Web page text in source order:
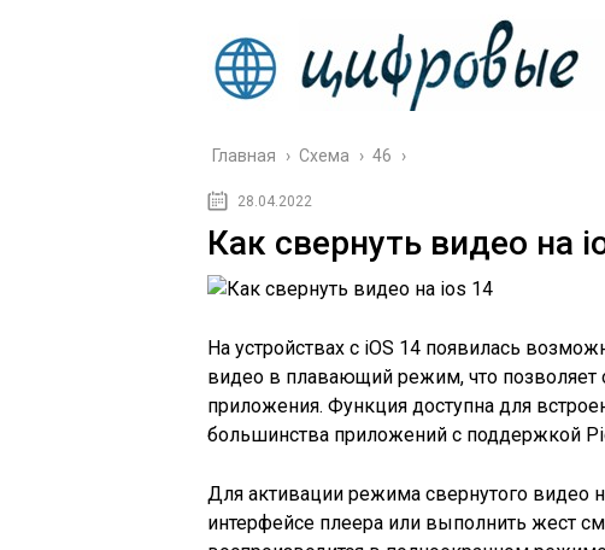
Главная › Схема › 46 ›
28.04.2022
Как свернуть видео на
На устройствах с iOS 14 появилась
видео в плавающий режим, что позволяет
приложения. Функция доступна для
большинства приложений с поддержкой
Для активации режима свернутого видео
интерфейсе плеера или выполнить жест